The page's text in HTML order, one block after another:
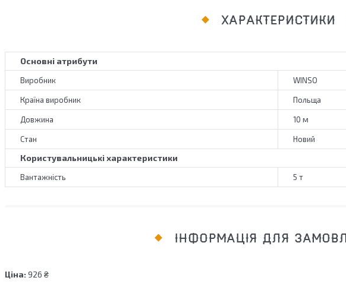
ХАРАКТЕРИСТИКИ
Основні атрибути
Виробник WINSO
Країна виробник Польща
Довжина 10 м
Стан Новий
Користувальницькі характеристики
Вантажність 5 т
ІНФОРМАЦІЯ ДЛЯ
Ціна: 926 ₴